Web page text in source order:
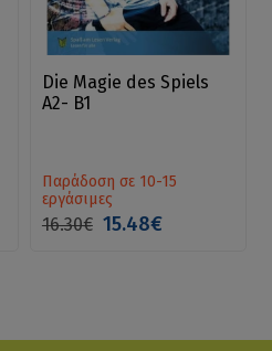
Die Magie des Spiels
A2- B1
Παράδοση σε 10-15
εργάσιμες
16.30€ 15.48€